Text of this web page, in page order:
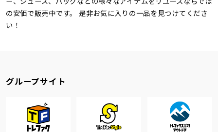
の安価で販売中です。 是非お気に入りの一品を見つけてくださ
い！
グループサイト